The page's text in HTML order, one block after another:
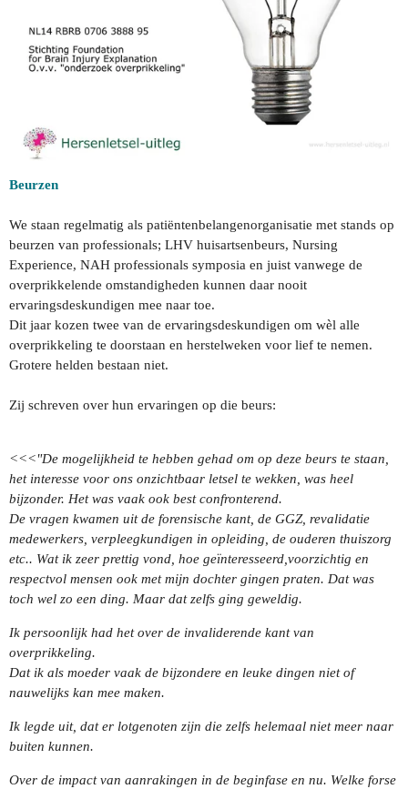
Beurzen
We staan regelmatig als patiëntenbelangenorganisatie met stands op
beurzen van professionals; LHV huisartsenbeurs, Nursing
Experience, NAH professionals symposia en juist vanwege de
overprikkelende omstandigheden kunnen daar nooit
ervaringsdeskundigen mee naar toe.
Dit jaar kozen twee van de ervaringsdeskundigen om wèl alle
overprikkeling te doorstaan en herstelweken voor lief te nemen.
Grotere helden bestaan niet.
Zij schreven over hun ervaringen op die beurs:
<<<"De mogelijkheid te hebben gehad om op deze beurs te staan,
het interesse voor ons onzichtbaar letsel te wekken, was heel
bijzonder. Het was vaak ook best confronterend.
De vragen kwamen uit de forensische kant, de GGZ, revalidatie
medewerkers, verpleegkundigen in opleiding, de ouderen thuiszorg
etc.. Wat ik zeer prettig vond, hoe geïnteresseerd,voorzichtig en
respectvol mensen ook met mijn dochter gingen praten. Dat was
toch wel zo een ding. Maar dat zelfs ging geweldig.
Ik persoonlijk had het over de invaliderende kant van
overprikkeling.
Dat ik als moeder vaak de bijzondere en leuke dingen niet of
nauwelijks kan mee maken.
Ik legde uit, dat er lotgenoten zijn die zelfs helemaal niet meer naar
buiten kunnen.
Over de impact van aanrakingen in de beginfase en nu. Welke forse